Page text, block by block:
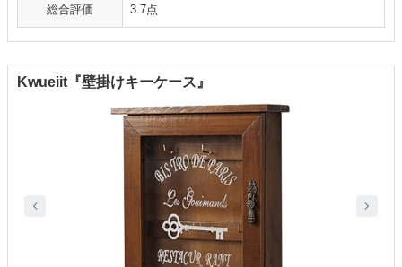
総合評価 3.7点
Kwueiit『壁掛けキーケース』